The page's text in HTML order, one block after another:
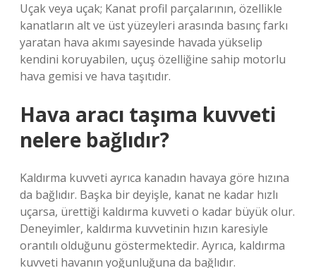
Uçak veya uçak; Kanat profil parçalarının, özellikle
kanatların alt ve üst yüzeyleri arasında basınç farkı
yaratan hava akımı sayesinde havada yükselip
kendini koruyabilen, uçuş özelliğine sahip motorlu
hava gemisi ve hava taşıtıdır.
Hava aracı taşıma kuvveti
nelere bağlıdır?
Kaldırma kuvveti ayrıca kanadın havaya göre hızına
da bağlıdır. Başka bir deyişle, kanat ne kadar hızlı
uçarsa, ürettiği kaldırma kuvveti o kadar büyük olur.
Deneyimler, kaldırma kuvvetinin hızın karesiyle
orantılı olduğunu göstermektedir. Ayrıca, kaldırma
kuvveti havanın yoğunluğuna da bağlıdır.